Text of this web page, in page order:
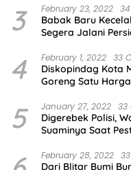
3 February 23, 2022
Babak Baru
Segera Jalani
4 February 1, 2022 33
Diskopindag Kota
Goreng Satu
5 January 27, 2022 33
Digerebek Polisi,
Suaminya Saat
February 28, 2022
Dari Blitar Bumi